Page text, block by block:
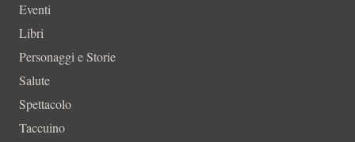
Eventi
Libri
Personaggi e Storie
Salute
Spettacolo
Taccuino